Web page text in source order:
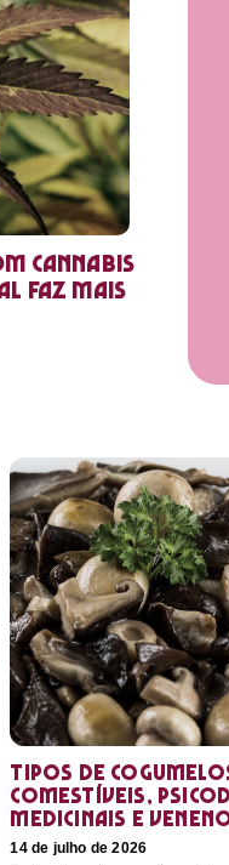
cannabis
faz mais
Tipos de
comestíveis,
medicinais e
14 de julho de 2026